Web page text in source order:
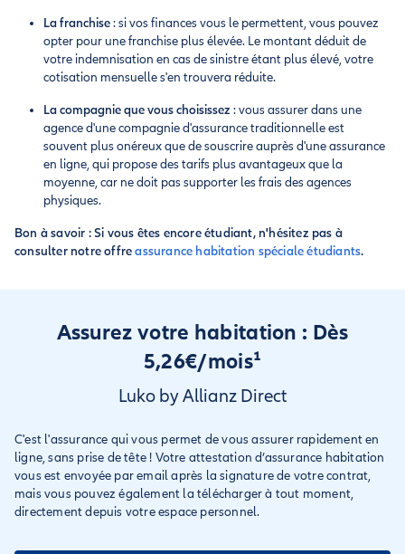
La franchise: si vos finances vous le permettent, vous pouvez
opter pour une franchise plus élevée. Le montant déduit de
votre indemnisation en cas de sinistre étant plus élevé, votre
cotisation mensuelle s'en trouvera réduite.
La compagnie que vous choisissez : vous assurer dans une
agence d'une compagnie d'assurance traditionnelle est
souvent plus onéreux que de souscrire auprès d'une assurance
en ligne, qui propose des tarifs plus avantageux que la
moyenne, car ne doit pas supporter les frais des agences
physiques.
Bon à savoir : Si vous êtes encore étudiant, n'hésitez pas à
consulter notre offreassurance habitation spéciale étudiants.
Assurez votre habitation : Dès
5,26€/mois¹
Luko by Allianz Direct
C'est l'assurance qui vous permet de vous assurer rapidement en
ligne, sans prise de tête ! Votre attestation d’assurance habitation
vous est envoyée par email après la signature de votre contrat,
mais vous pouvez également la télécharger à tout moment,
directement depuis votre espace personnel.